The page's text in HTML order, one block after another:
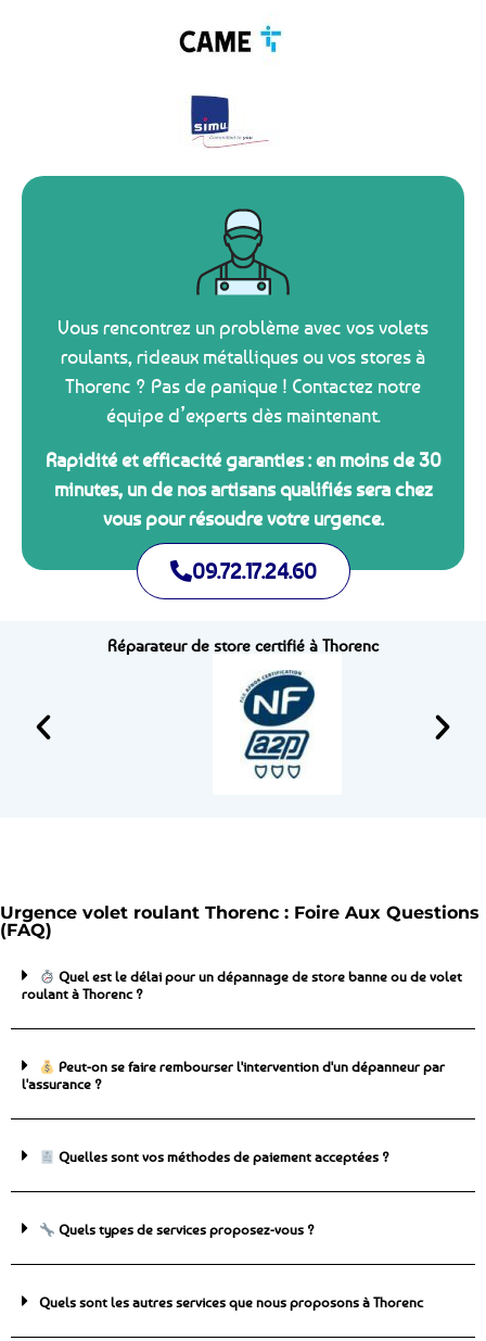
Vous rencontrez un problème avec vos volets
roulants, rideaux métalliques ou vos stores à
Thorenc ? Pas de panique ! Contactez notre
équipe d’experts dès maintenant.
Rapidité et efficacité garanties : en moins de 30
minutes, un de nos artisans qualifiés sera chez
vous pour résoudre votre urgence.
09.72.17.24.60
Réparateur de store certifié à Thorenc
Urgence volet roulant Thorenc : Foire Aux Questions
(FAQ)
Quel est le délai pour un dépannage de store banne ou de volet
roulant à Thorenc ?
Peut-on se faire rembourser l'intervention d'un dépanneur par
l'assurance ?
Quelles sont vos méthodes de paiement acceptées ?
Quels types de services proposez-vous ?
Quels sont les autres services que nous proposons à Thorenc